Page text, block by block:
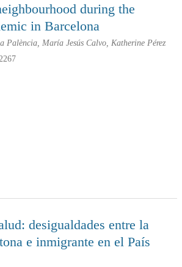
during the
in Barcelona
Palència, María Jesús Calvo, Katherine Pérez
desigualdades entre la
e inmigrante en el País